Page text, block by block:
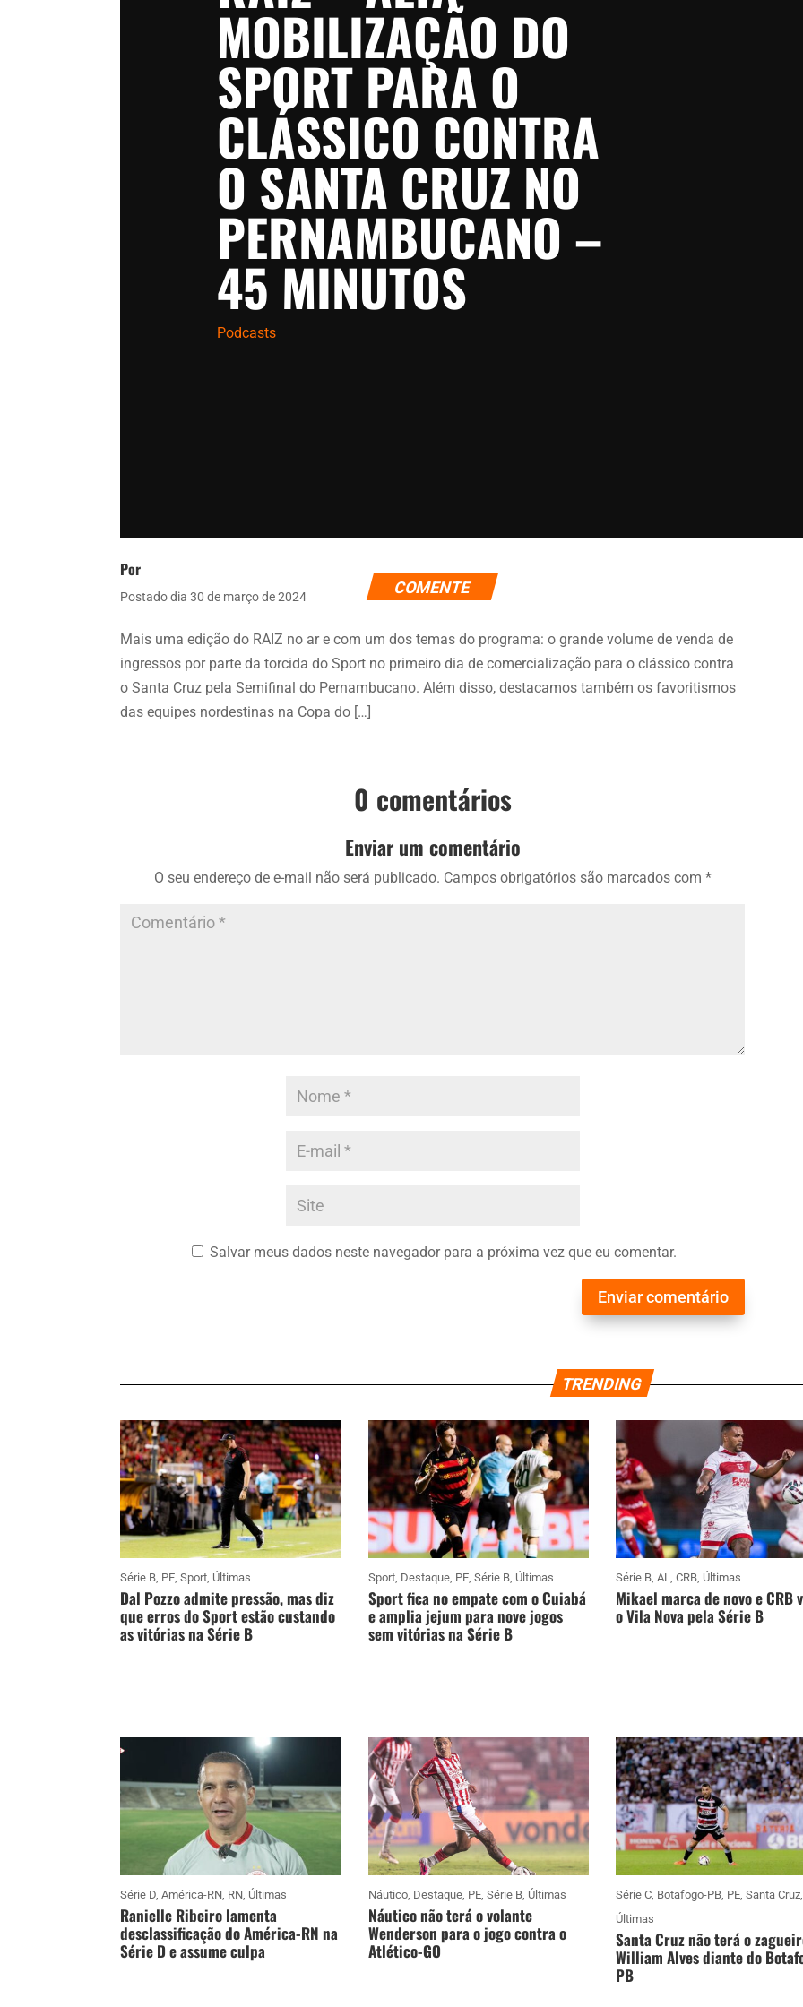
MOBILIZAÇÃO DO
SPORT PARA O
CLÁSSICO CONTRA
O SANTA CRUZ NO
PERNAMBUCANO –
45 MINUTOS
Podcasts
Por
Postado dia 30 de março de 2024 COMENTE
Mais uma edição do RAIZ no ar e com um dos temas do programa: o grande volume de venda de
ingressos por parte da torcida do Sport no primeiro dia de comercialização para o clássico contra
o Santa Cruz pela Semifinal do Pernambucano. Além disso, destacamos também os favoritismos
das equipes nordestinas na Copa do […]
0 comentários
Enviar um comentário
O seu endereço de e-mail não será publicado. Campos obrigatórios são marcados com *
Salvar meus dados neste navegador para a próxima vez que eu comentar.
Enviar comentário
TRENDING
Série B, PE,Sport, Últimas
Dal Pozzo admite pressão, mas diz
que erros do Sport estão custando
as vitórias na Série B
Sport, Destaque, PE, Série B, Últimas
Sport fica no empate com o Cuiabá
e amplia jejum para nove jogos
sem vitórias na Série B
Série B, AL, CRB, Últimas
Mikael marca de novo e CRB
o Vila Nova pela Série B
Série D,América-RN, RN, Últimas
Ranielle Ribeiro lamenta
desclassificação do América-RN na
Série D e assume culpa
Náutico, Destaque, PE, Série B, Últimas
Náutico não terá o volante
Wenderson para o jogo contra o
Atlético-GO
Série C, Botafogo-PB, PE, Santa Cruz,
Últimas
Santa Cruz não terá o
William Alves diante do
PB